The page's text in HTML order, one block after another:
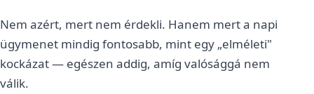
Nem azért, mert nem érdekli. Hanem mert a napi
ügymenet mindig fontosabb, mint egy „elméleti"
kockázat — egészen addig, amíg valósággá nem
válik.